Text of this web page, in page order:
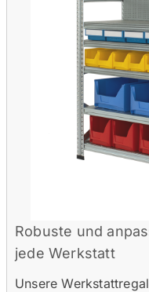
Robuste und
jede Werkstatt
Unsere